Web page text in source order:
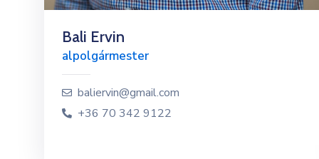
Bali Ervin
alpolgármester
baliervin@gmail.com
+36 70 342 9122